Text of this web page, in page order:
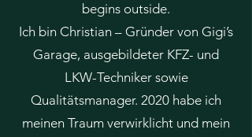
begins outside.
Ich bin Christian – Gründer von Gigi’s
Garage, ausgebildeter KFZ- und
LKW-Techniker sowie
Qualitätsmanager. 2020 habe ich
meinen Traum verwirklicht und mein